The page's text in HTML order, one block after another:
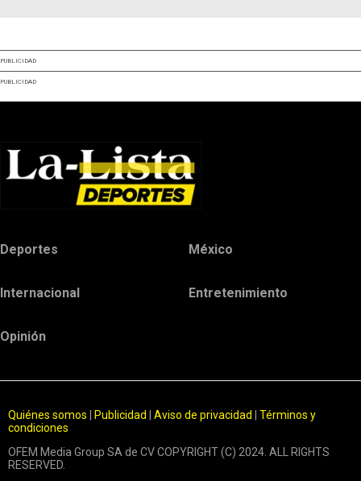
PUBLICIDAD
PUBLICIDAD
Deportes México
Internacional Entretenimiento
Opinión
Quiénes somos Publicidad Aviso de privacidad
Términos y
condiciones
OFEM Media Group SA de CV COPYRIGHT (C) 2024. ALL RIGHTS
RESERVED.